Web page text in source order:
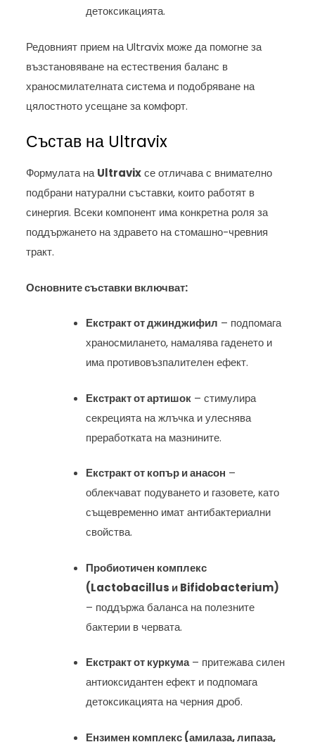
детоксикацията.
Редовният прием на Ultravix може да помогне за
възстановяване на естествения баланс в
храносмилателната система и подобряване на
цялостното усещане за комфорт.
Състав на Ultravix
Формулата наUltravixсе отличава с внимателно
подбрани натурални съставки, които работят в
синергия. Всеки компонент има конкретна роля за
поддържането на здравето на стомашно-чревния
тракт.
Основните съставки включват:
Екстракт от джинджифил – подпомага
храносмилането, намалява гаденето и
има противовъзпалителен ефект.
Екстракт от артишок – стимулира
секрецията на жлъчка и улеснява
преработката на мазнините.
Екстракт от копър и анасон –
облекчават подуването и газовете, като
същевременно имат антибактериални
свойства.
Пробиотичен комплекс
(Lactobacillus и Bifidobacterium)
– поддържа баланса на полезните
бактерии в червата.
Екстракт от куркума– притежава силен
антиоксидантен ефект и подпомага
детоксикацията на черния дроб.
Ензимен комплекс (амилаза, липаза,